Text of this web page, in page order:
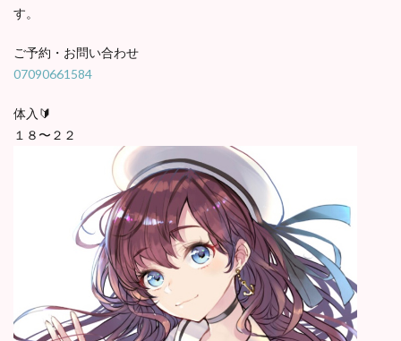
す。
ご予約・お問い合わせ
07090661584
体入🔰
１８〜２２